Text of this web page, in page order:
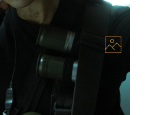
серіалу «Паперовий